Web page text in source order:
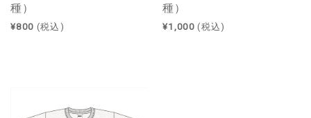
種）
¥800 (税込)
種）
¥1,000 (税込)